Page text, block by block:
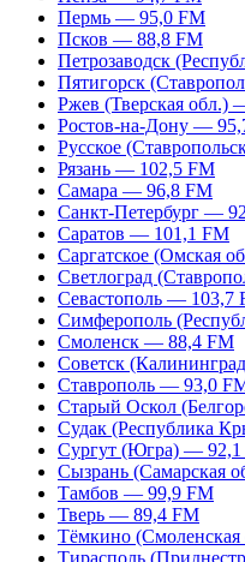
Пермь — 95,0 FM
Псков — 88,8 FM
Петрозаводск
Пятигорск
Ржев (Тверская обл.)
Ростов-на-Дону —
Русское
Рязань — 102,5 FM
Самара — 96,8 FM
Санкт-Петербург —
Саратов — 101,1 FM
Саргатское (Омская
Светлоград
Севастополь — 103,7
Симферополь
Смоленск — 88,4 FM
Советск
Ставрополь — 93,0
Старый Оскол
Судак (Республика
Сургут (Югра) — 92,1
Сызрань (Самарская
Тамбов — 99,9 FM
Тверь — 89,4 FM
Тёмкино
Тирасполь